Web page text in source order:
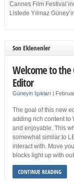
Cannes Film
Listede Yılmaz
Son Eklenenler
Welcome to the
Editor
Güneyin Işıkları |
The goal of this new
adding rich content to
and enjoyable. This
somewhat similar to
interact with. Move
blocks light up with
CONTINUE READING